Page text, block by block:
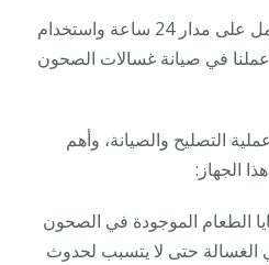
بكفاءة وخبرة عالية وخدمة عمل على مدار 24 ساعة واستخدام
في صيانة غسالات الصحون
التصليح والصيانة، وأهم
الجهاز:
الطعام الموجودة في الصحون
الغسالة حتى لا يتسبب لحدوث